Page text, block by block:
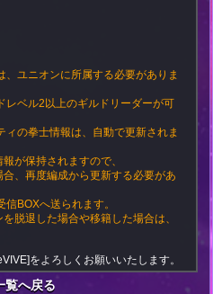
ユニオンに所属する必要がありま
ベル2以上のギルドリーダーが可
の拳士情報は、自動で更新されま
が保持されますので、
、再度編成から更新する必要があ
BOXへ送られます。
脱退した場合や移籍した場合は、
をよろしくお願いいたします。
覧へ戻る